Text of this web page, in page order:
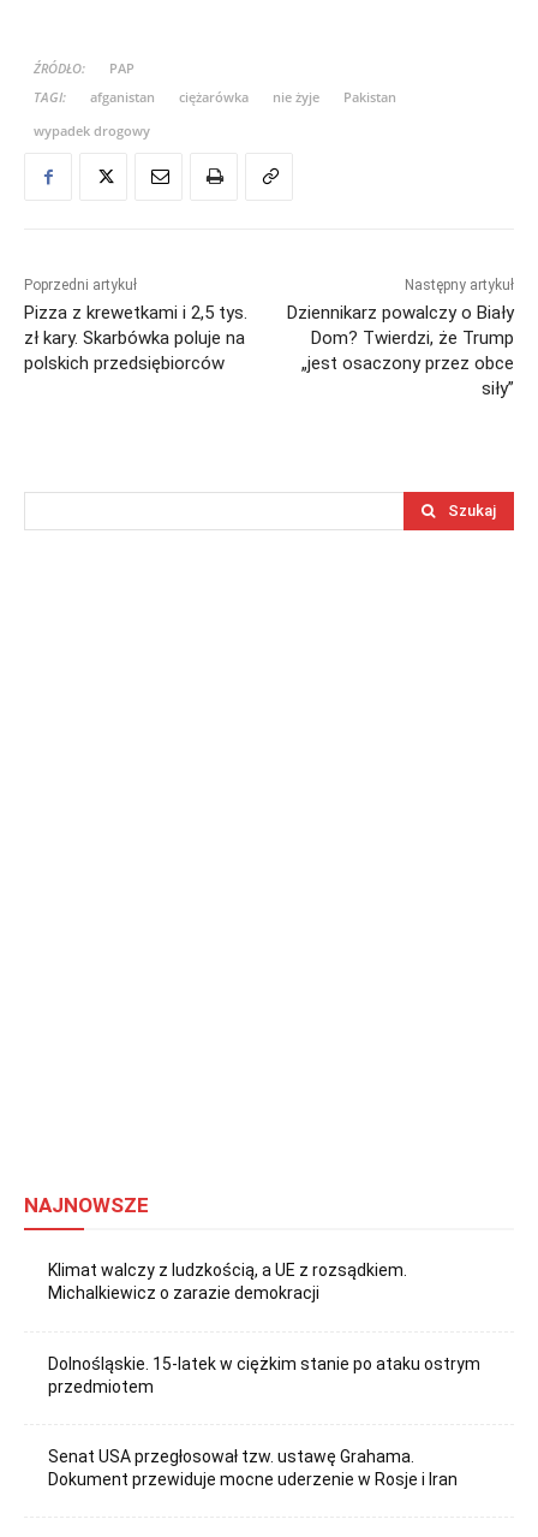
ŹRÓDŁO:
PAP
TAGI:
afganistan ciężarówka nie żyje
Pakistan
wypadek drogowy
Poprzedni artykuł
Pizza z krewetkami i 2,5 tys.
zł kary. Skarbówka poluje na
polskich przedsiębiorców
Następny artykuł
Dziennikarz powalczy o Biały
Dom? Twierdzi, że Trump
„jest osaczony przez obce
siły”
Szukaj
NAJNOWSZE
Klimat walczy z ludzkością, a UE z rozsądkiem.
Michalkiewicz o zarazie demokracji
Dolnośląskie. 15-latek w ciężkim stanie po ataku ostrym
przedmiotem
Senat USA przegłosował tzw. ustawę Grahama.
Dokument przewiduje mocne uderzenie w Rosje i Iran